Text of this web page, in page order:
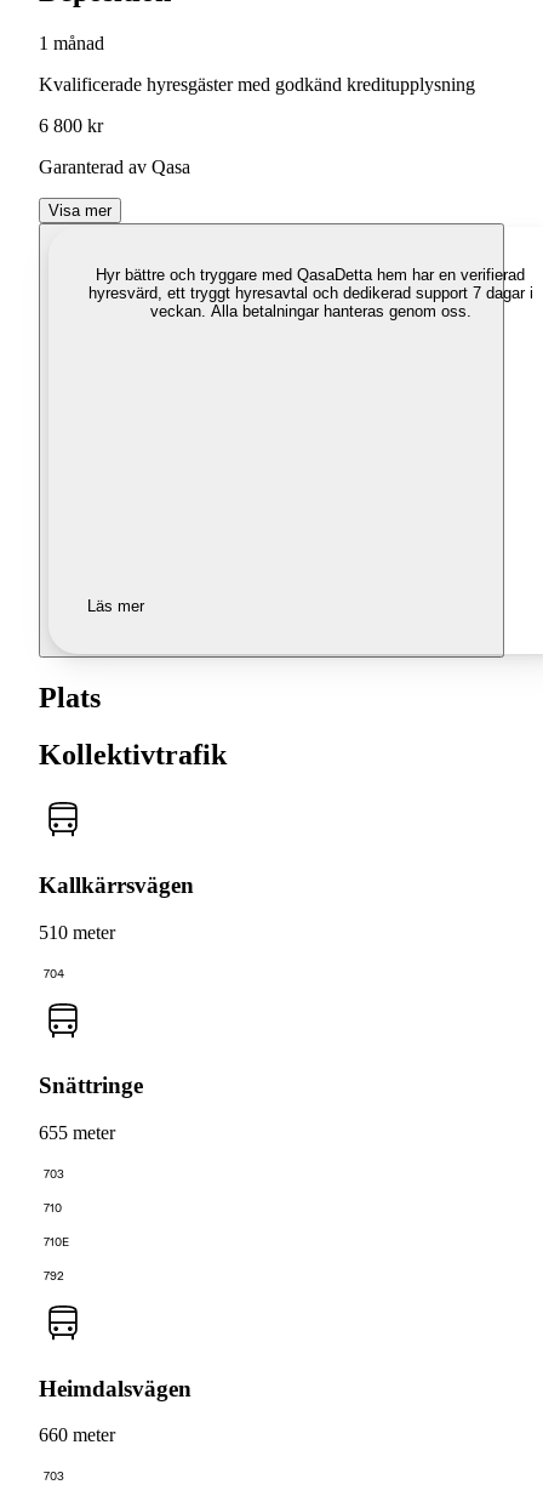
1 månad
Kvalificerade hyresgäster med godkänd kreditupplysning
6 800 kr
Garanterad av Qasa
Visa mer
Hyr bättre och tryggare med QasaDetta hem har en verifierad
hyresvärd, ett tryggt hyresavtal och dedikerad support 7 dagar i
veckan. Alla betalningar hanteras genom oss.
Läs mer
Plats
Kollektivtrafik
Kallkärrsvägen
510 meter
704
Snättringe
655 meter
703
710
710E
792
Heimdalsvägen
660 meter
703